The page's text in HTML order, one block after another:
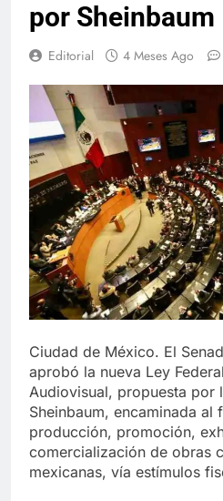
por Sheinbaum
Editorial 4 Meses Ago
Ciudad de México. El
aprobó la nueva Ley
Audiovisual, propuesta por
Sheinbaum, encaminada al
producción, promoción,
comercialización de obras
mexicanas, vía estímulos